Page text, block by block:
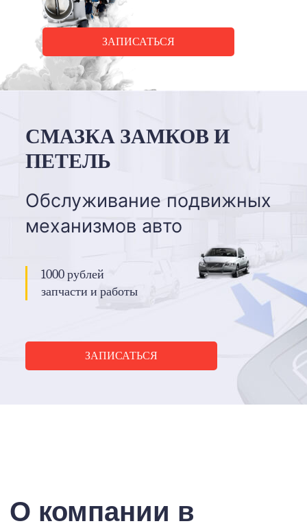
ЗАПИСАТЬСЯ
СМАЗКА ЗАМКОВ И
ПЕТЕЛЬ
Обслуживание подвижных
механизмов авто
1000 рублей
запчасти и работы
ЗАПИСАТЬСЯ
О компании в